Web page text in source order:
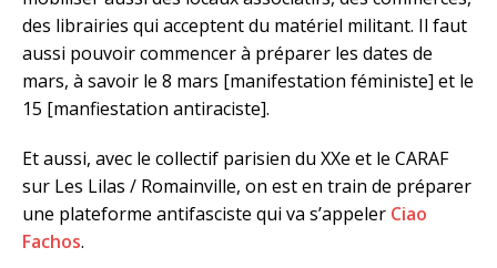
des librairies qui acceptent du matériel militant. Il faut
aussi pouvoir commencer à préparer les dates de
mars, à savoir le 8 mars [manifestation féministe] et le
15 [manfiestation antiraciste].
Et aussi, avec le collectif parisien du XXe et le CARAF
sur Les Lilas / Romainville, on est en train de préparer
une plateforme antifasciste qui va s’appeler Ciao
Fachos.